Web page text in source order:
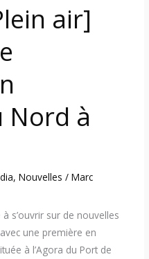
air]
Nord à
,Nouvelles /Marc
s’ouvrir sur de nouvelles
une première en
à l’Agora du Port de